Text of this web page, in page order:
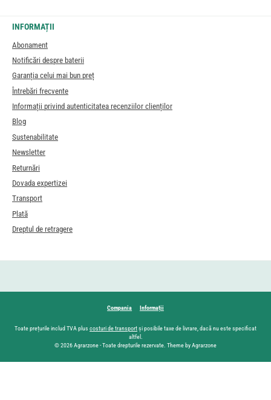
INFORMAȚII
Abonament
Notificări despre baterii
Garanția celui mai bun preț
Întrebări frecvente
Informații privind autenticitatea recenziilor clienților
Blog
Sustenabilitate
Newsletter
Returnări
Dovada expertizei
Transport
Plată
Dreptul de retragere
Compania Informații
Toate prețurile includ TVA plus costuri de transportși posibile taxe de livrare, dacă nu este specificat
altfel.
© 2026 Agrarzone - Toate drepturile rezervate. Theme by Agrarzone